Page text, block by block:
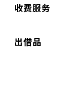
收费服务
出借品